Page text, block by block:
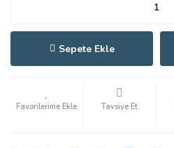
Sepete Ekle
Tavsiye Et